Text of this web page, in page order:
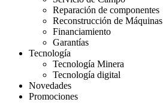
Reparación de componentes
Reconstrucción de Máquinas
Financiamiento
Garantías
Tecnología
Tecnología Minera
Tecnología digital
Novedades
Promociones